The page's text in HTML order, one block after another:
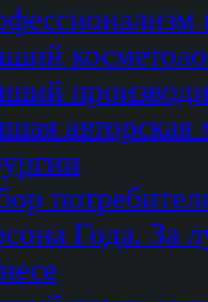
авторская
Года. За